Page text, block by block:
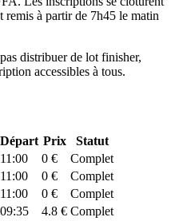
remis à partir de 7h45 le matin
distribuer de lot finisher,
accessibles à tous.
Départ Prix
Statut
11:00 0 €
Complet
11:00 0 €
Complet
11:00 0 €
Complet
09:35 4.8 € Complet